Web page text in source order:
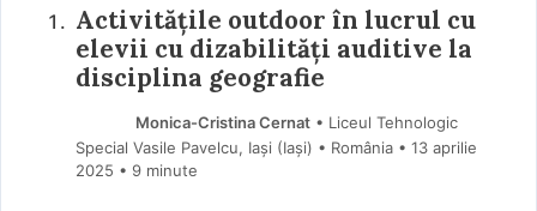
Activitățile outdoor în lucrul cu
elevii cu dizabilități auditive la
disciplina geografie
Monica-Cristina Cernat• Liceul Tehnologic
Special Vasile Pavelcu, Iași (Iaşi) • România
13 aprilie
2025 • 9 minute